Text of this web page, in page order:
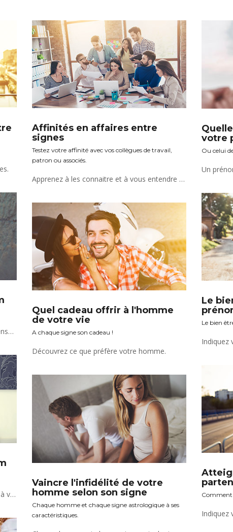
Le parfum reflète votre personnalité et sensualité.
Virilité et sensualité, découvrez la senteur à votre signe !
Affinités en affaires entre
signes
Testez votre affinité avec vos collègues de travail,
patron ou associés.
Apprenez à les connaitre et à vous entendre dans votre vie professionnelle pour une meilleure réussite !
Quel cadeau offrir à l'homme
de votre vie
A chaque signe son cadeau !
Découvrez ce que préfère votre homme.
Vaincre l'infidélité de votre
homme selon son signe
Chaque homme et chaque signe astrologique à ses
caractéristiques.
votre
Ou celui
Le
Le bien
Comment